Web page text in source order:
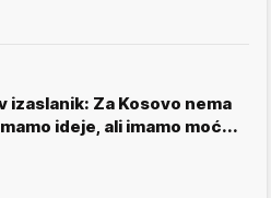
izaslanik: Za Kosovo nema
ideje, ali imamo moć...